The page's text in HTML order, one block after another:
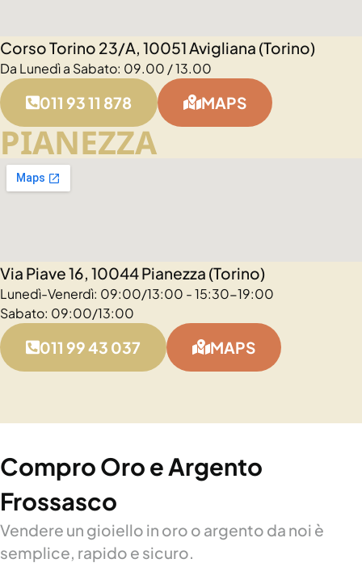
Corso Torino 23/A, 10051 Avigliana (Torino)
Da Lunedì a Sabato: 09.00 / 13.00
011 93 11 878 MAPS
PIANEZZA
Via Piave 16, 10044 Pianezza (Torino)
Lunedì-Venerdì: 09:00/13:00 - 15:30-19:00
Sabato: 09:00/13:00
011 99 43 037 MAPS
Compro Oro e Argento
Frossasco
Vendere un gioiello in oro o argento da noi è
semplice, rapido e sicuro.